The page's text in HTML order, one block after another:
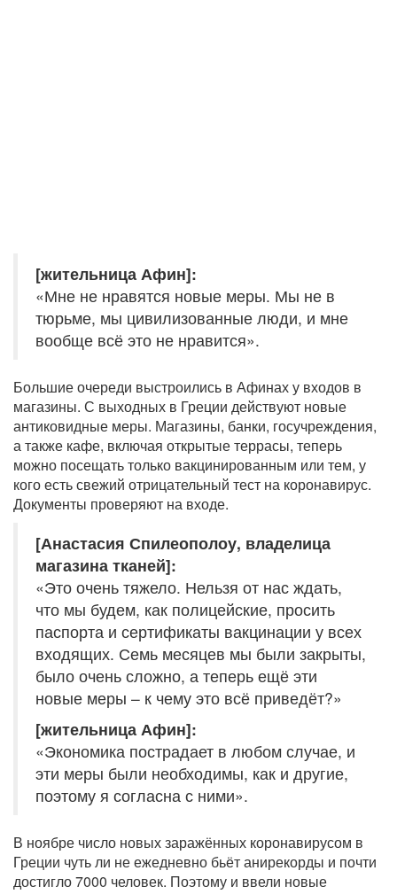
[жительница Афин]:
«Мне не нравятся новые меры. Мы не в
тюрьме, мы цивилизованные люди, и мне
вообще всё это не нравится».
Большие очереди выстроились в Афинах у входов в
магазины. С выходных в Греции действуют новые
антиковидные меры. Магазины, банки, госучреждения,
а также кафе, включая открытые террасы, теперь
можно посещать только вакцинированным или тем, у
кого есть свежий отрицательный тест на коронавирус.
Документы проверяют на входе.
[Анастасия Спилеополоу, владелица
магазина тканей]:
«Это очень тяжело. Нельзя от нас ждать,
что мы будем, как полицейские, просить
паспорта и сертификаты вакцинации у всех
входящих. Семь месяцев мы были закрыты,
было очень сложно, а теперь ещё эти
новые меры – к чему это всё приведёт?»
[жительница Афин]:
«Экономика пострадает в любом случае, и
эти меры были необходимы, как и другие,
поэтому я согласна с ними».
В ноябре число новых заражённых коронавирусом в
Греции чуть ли не ежедневно бьёт анирекорды и почти
достигло 7000 человек. Поэтому и ввели новые